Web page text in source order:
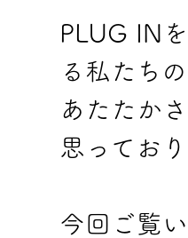
PLUG IN
る私たち
あたたか
思っており
今回ご覧